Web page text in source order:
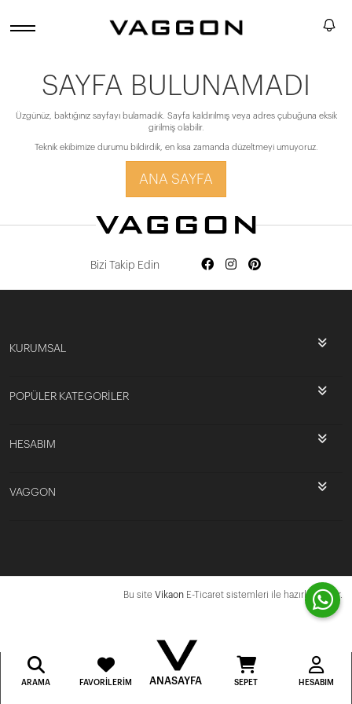
SAYFA BULUNAMADI
Üzgünüz, baktığınız sayfayı bulamadık. Sayfa kaldırılmış veya adres çubuğuna eksik
girilmiş olabilir.
Teknik ekibimize durumu bildirdik, en kısa zamanda düzeltmeyi umuyoruz.
ANA SAYFA
Bizi Takip Edin
KURUMSAL
POPÜLER KATEGORİLER
HESABIM
VAGGON
Bu site Vikaon E-Ticaret sistemleri ile hazırlanmıştır.
ARAMA FAVORILERIM ANASAYFA SEPET HESABIM